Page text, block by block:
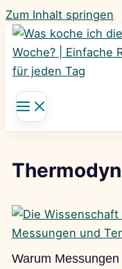
Zum Inhalt springen
Warum